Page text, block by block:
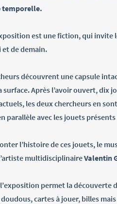
temporelle.
est une fiction, qui invite
et de demain.
découvrent une capsule
surface. Après l’avoir ouvert, dix
les deux chercheurs en
parallèle avec les jouets
l’histoire de ces jouets, le
multidisciplinaireValentin
permet la découverte
cartes à jouer, billes